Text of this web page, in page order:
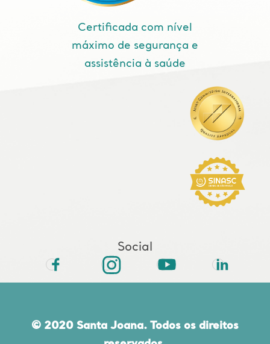
Certificada com nível
máximo de segurança e
assistência à saúde
Social
© 2020 Santa Joana. Todos os direitos